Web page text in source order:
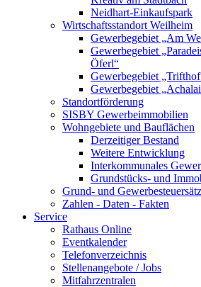
Neidhart-Einkaufspark
Wirtschaftsstandort Weilheim
Gewerbegebiet „Am
Gewerbegebiet
Öferl“
Gewerbegebiet
Gewerbegebiet
Standortförderung
SISBY Gewerbeimmobilien
Wohngebiete und Bauflächen
Derzeitiger Bestand
Weitere Entwicklung
Interkommunales
Grundstücks- und
Grund- und
Zahlen - Daten - Fakten
Service
Rathaus Online
Eventkalender
Telefonverzeichnis
Stellenangebote / Jobs
Mitfahrzentralen